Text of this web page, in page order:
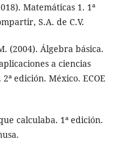
Matemáticas 1. 1ª
S.A. de C.V.
(2004). Álgebra básica.
a ciencias
edición. México. ECOE
calculaba. 1ª edición.